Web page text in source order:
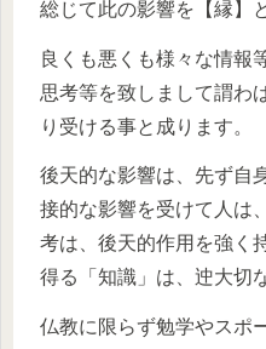
総じて此の影響を【縁】
良くも悪くも様々な情報
思考等を致しまして謂わ
り受ける事と成ります。
後天的な影響は、先ず自
接的な影響を受けて人は
考は、後天的作用を強く
得る「知識」は、迚大切
仏教に限らず勉学やスポ